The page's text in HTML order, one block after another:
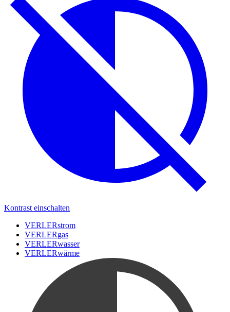
Kontrast einschalten
VERLERstrom
VERLERgas
VERLERwasser
VERLERwärme